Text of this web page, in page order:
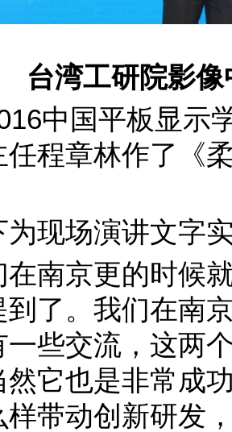
台湾工研院影
中国平板显示
任程章林作了《
场演讲文字
京更的时候就
到了。我们在南
一些交流，这两
然它也是非常成
样带动创新研发